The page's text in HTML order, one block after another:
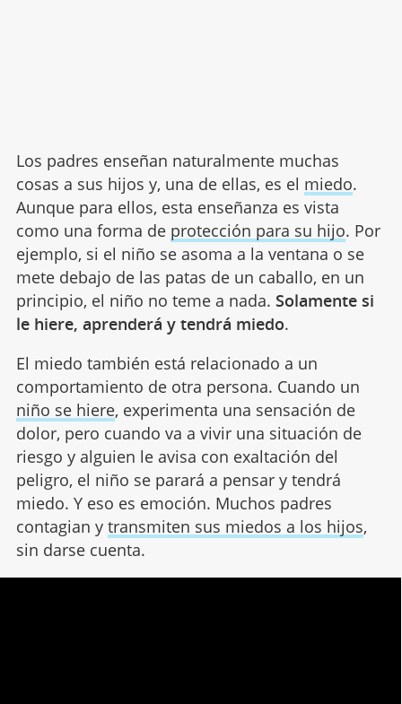
Los padres enseñan naturalmente muchas
cosas a sus hijos y, una de ellas, es el miedo.
Aunque para ellos, esta enseñanza es vista
como una forma de protección para su hijo. Por
ejemplo, si el niño se asoma a la ventana o se
mete debajo de las patas de un caballo, en un
principio, el niño no teme a nada. Solamente si
le hiere, aprenderá y tendrá miedo.
El miedo también está relacionado a un
comportamiento de otra persona. Cuando un
niño se hiere, experimenta una sensación de
dolor, pero cuando va a vivir una situación de
riesgo y alguien le avisa con exaltación del
peligro, el niño se parará a pensar y tendrá
miedo. Y eso es emoción. Muchos padres
contagian y transmiten sus miedos a los hijos,
sin darse cuenta.